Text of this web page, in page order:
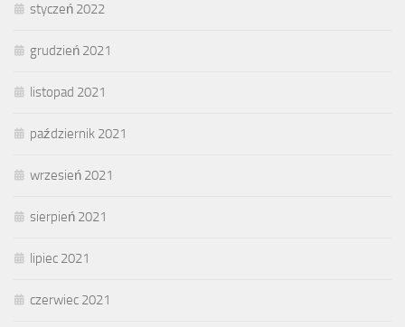
styczeń 2022
grudzień 2021
listopad 2021
październik 2021
wrzesień 2021
sierpień 2021
lipiec 2021
czerwiec 2021